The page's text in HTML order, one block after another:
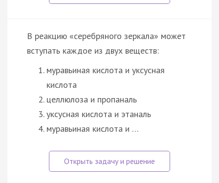
В реакцию «серебряного зеркала» может
вступать каждое из двух веществ:
муравьиная кислота и уксусная
кислота
целлюлоза и пропаналь
уксусная кислота и этаналь
муравьиная кислота и …